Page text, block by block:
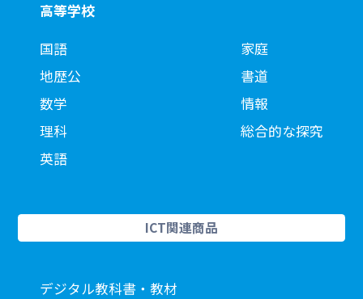
高等学校
国語
地歴公
数学
理科
英語
家庭
書道
情報
総合的な探究
ICT関連商品
デジタル教科書・教材